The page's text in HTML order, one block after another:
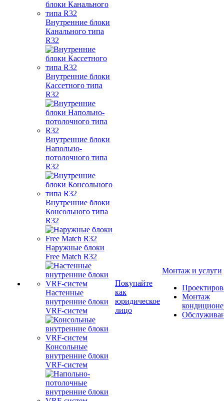
Внутренние блоки
Канального типа
R32
Внутренние блоки
Кассетного типа
R32
Внутренние блоки
Напольно-
потолочного типа
R32
Внутренние блоки
Консольного типа
R32
Наружные блоки
Free Match R32
Настенные
внутренние блоки
VRF-систем
Консольные
внутренние блоки
VRF-систем
Покупайте
как
юридическое
лицо
Монтаж и услуги
Монтаж